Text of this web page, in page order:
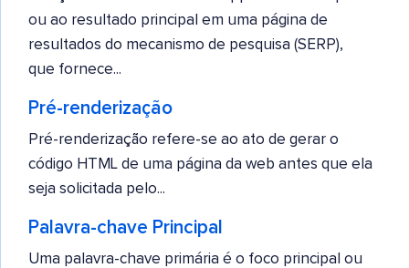
ou ao resultado principal em uma página de
resultados do mecanismo de pesquisa (SERP),
que fornece...
Pré-renderização
Pré-renderização refere-se ao ato de gerar o
código HTML de uma página da web antes que ela
seja solicitada pelo...
Palavra-chave Principal
Uma palavra-chave primária é o foco principal ou